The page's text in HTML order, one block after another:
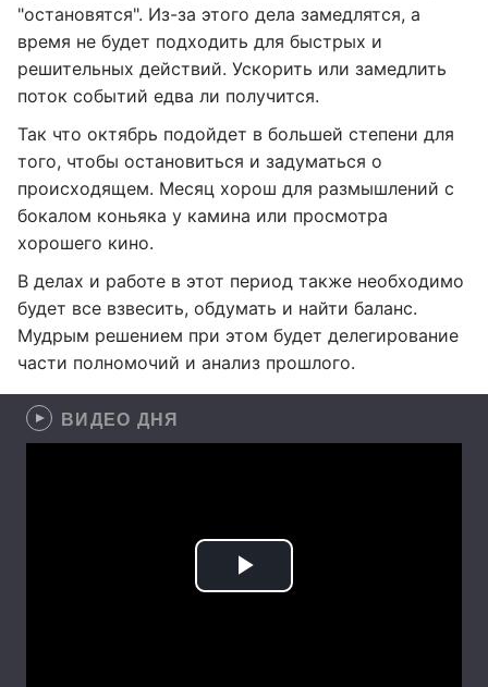
"остановятся". Из-за этого дела замедлятся, а
время не будет подходить для быстрых и
решительных действий. Ускорить или замедлить
поток событий едва ли получится.
Так что октябрь подойдет в большей степени для
того, чтобы остановиться и задуматься о
происходящем. Месяц хорош для размышлений с
бокалом коньяка у камина или просмотра
хорошего кино.
В делах и работе в этот период также необходимо
будет все взвесить, обдумать и найти баланс.
Мудрым решением при этом будет делегирование
части полномочий и анализ прошлого.
ВИДЕО ДНЯ